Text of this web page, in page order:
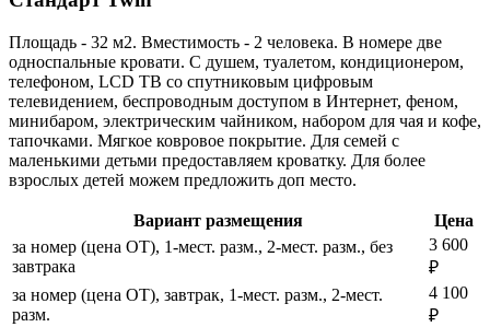
Площадь - 32 м2. Вместимость - 2 человека. В номере две
односпальные кровати. C душем, туалетом, кондиционером,
телефоном, LCD ТВ со спутниковым цифровым
телевидением, беспроводным доступом в Интернет, феном,
минибаром, электрическим чайником, набором для чая и кофе,
тапочками. Мягкое ковровое покрытие. Для семей с
маленькими детьми предоставляем кроватку. Для более
взрослых детей можем предложить доп место.
Вариант размещения
Цена
за номер (цена ОТ), 1-мест. разм., 2-мест. разм., без
завтрака
3 600
₽
за номер (цена ОТ), завтрак, 1-мест. разм., 2-мест.
разм.
4 100
₽